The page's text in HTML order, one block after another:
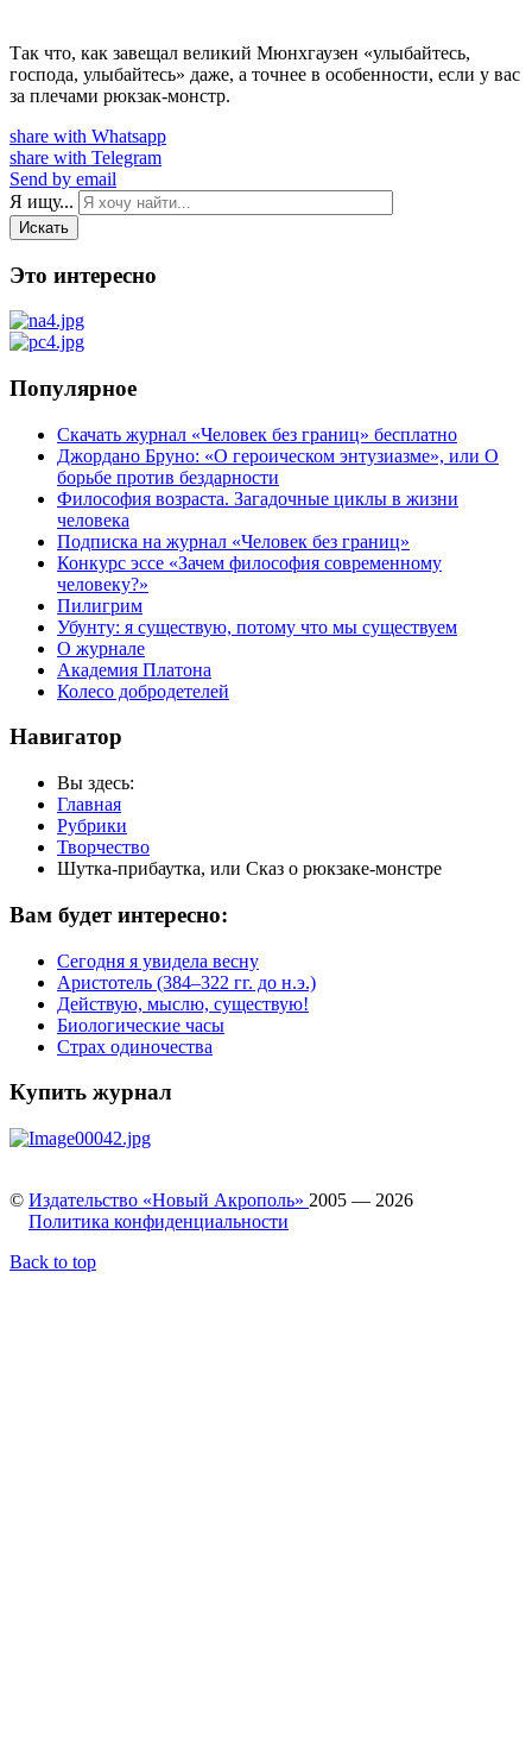
Так что, как завещал великий Мюнхгаузен «улыбайтесь,
господа, улыбайтесь» даже, а точнее в особенности, если у вас
за плечами рюкзак-монстр.
share with Whatsapp
share with Telegram
Send by email
Я ищу...
Искать
Это интересно
Популярное
Скачать журнал «Человек без границ» бесплатно
Джордано Бруно: «О героическом энтузиазме», или О
борьбе против бездарности
Философия возраста. Загадочные циклы в жизни
человека
Подписка на журнал «Человек без границ»
Конкурс эссе «Зачем философия современному
человеку?»
Пилигрим
Убунту: я существую, потому что мы существуем
О журнале
Академия Платона
Колесо добродетелей
Навигатор
Вы здесь:
Главная
Рубрики
Творчество
Шутка-прибаутка, или Сказ о рюкзаке-монстре
Вам будет интересно:
Сегодня я увидела весну
Аристотель (384–322 гг. до н.э.)
Действую, мыслю, существую!
Биологические часы
Страх одиночества
Купить журнал
© Издательство «Новый Акрополь» 2005 — 2026
Политика конфиденциальности
Back to top